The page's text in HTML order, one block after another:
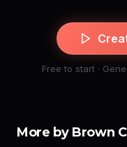
Free to start ·
More by Brown